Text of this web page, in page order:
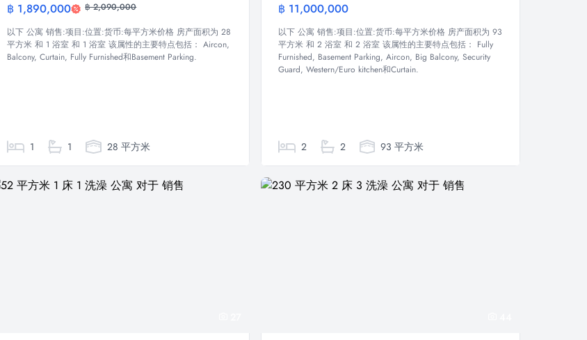
฿ 1,890,000 ฿ 2,090,000
以下 公寓 销售:项目:位置:货币:每平方米价格 房产面积为 28
平方米 和 1 浴室 和 1 浴室 该属性的主要特点包括： Aircon,
Balcony, Curtain, Fully Furnished和Basement Parking.
1 1 28 平方米
฿ 11,000,000
以下 公寓 销售:项目:位置:货币:每平方米价格 房产面积为 93
平方米 和 2 浴室 和 2 浴室 该属性的主要特点包括： Fully
Furnished, Basement Parking, Aircon, Big Balcony, Security
Guard, Western/Euro kitchen和Curtain.
2 2 93 平方米